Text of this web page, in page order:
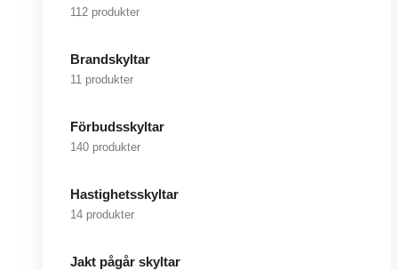
112 produkter
Brandskyltar
11 produkter
Förbudsskyltar
140 produkter
Hastighetsskyltar
14 produkter
Jakt pågår skyltar